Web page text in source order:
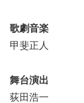
歌劇音楽
甲斐正人
舞台演出
荻田浩一